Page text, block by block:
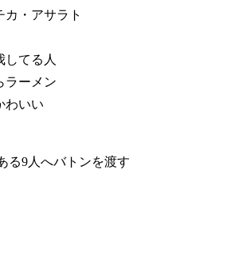
・アサラト
してる人
ラーメン
わいい
る9人へバトンを渡す